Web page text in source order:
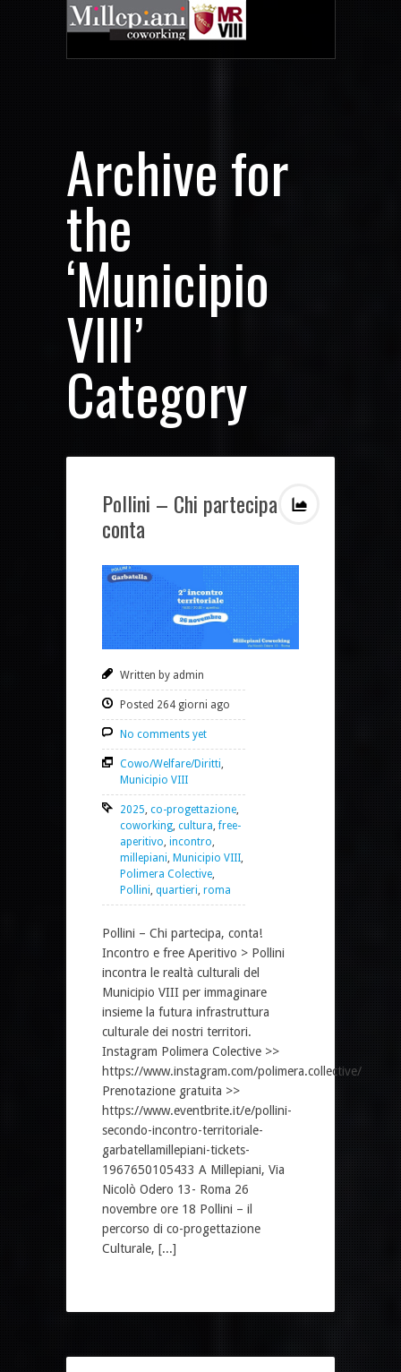
Archive for
the
‘Municipio
VIII’
Category
Pollini – Chi partecipa
conta
Written by admin
Posted 264 giorni ago
No comments yet
Cowo/Welfare/Diritti
Municipio VIII
2025 co-progettazione
coworking cultura ,free-
aperitivo incontro
millepiani Municipio VIII
Polimera Colective
Pollini quartieri roma
Pollini – Chi partecipa, conta!
Incontro e free Aperitivo > Pollini
incontra le realtà culturali del
Municipio VIII per immaginare
insieme la futura infrastruttura
culturale dei nostri territori.
Instagram Polimera Colective >>
https://www.instagram.com/polimera.collective/
Prenotazione gratuita >>
https://www.eventbrite.it/e/pollini-
secondo-incontro-territoriale-
garbatellamillepiani-tickets-
1967650105433 A Millepiani, Via
Nicolò Odero 13- Roma 26
novembre ore 18 Pollini – il
percorso di co-progettazione
Culturale, [...]